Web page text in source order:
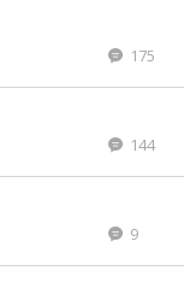
175
144
9